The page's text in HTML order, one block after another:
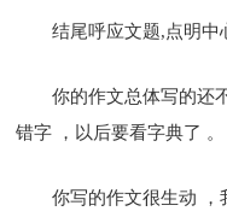
结尾呼应文题,点明中
你的作文总体写的还
错字 ，以后要看字典了 。
你写的作文很生动 ，